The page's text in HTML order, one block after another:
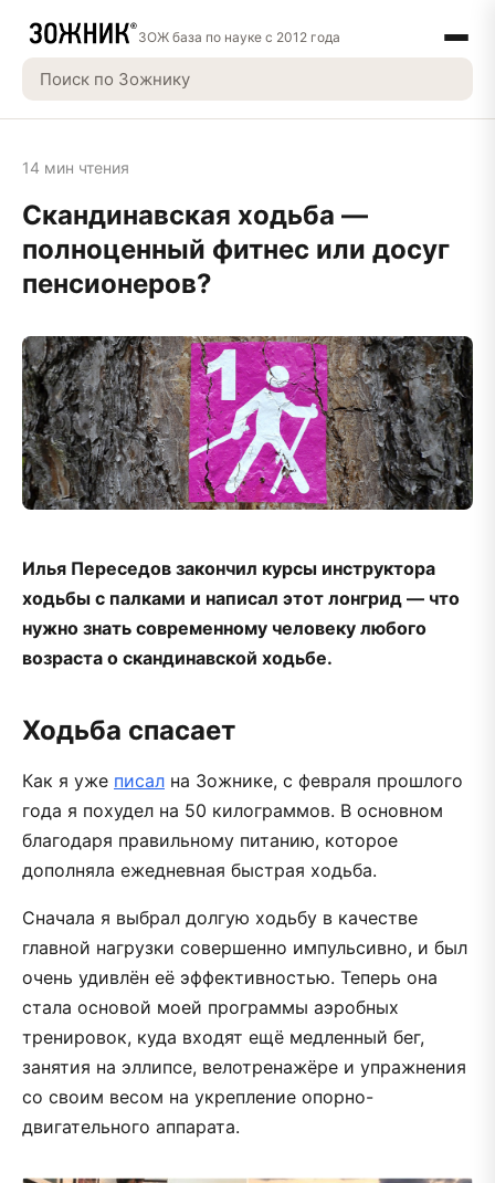
ЗОЖ база по науке с 2012 года
14 мин чтения
Скандинавская ходьба —
полноценный фитнес или досуг
пенсионеров?
Илья Переседов закончил курсы инструктора
ходьбы с палками и написал этот лонгрид — что
нужно знать современному человеку любого
возраста о скандинавской ходьбе.
Ходьба спасает
Как я уже писал на Зожнике, с февраля прошлого
года я похудел на 50 килограммов. В основном
благодаря правильному питанию, которое
дополняла ежедневная быстрая ходьба.
Сначала я выбрал долгую ходьбу в качестве
главной нагрузки совершенно импульсивно, и был
очень удивлён её эффективностью. Теперь она
стала основой моей программы аэробных
тренировок, куда входят ещё медленный бег,
занятия на эллипсе, велотренажёре и упражнения
со своим весом на укрепление опорно-
двигательного аппарата.